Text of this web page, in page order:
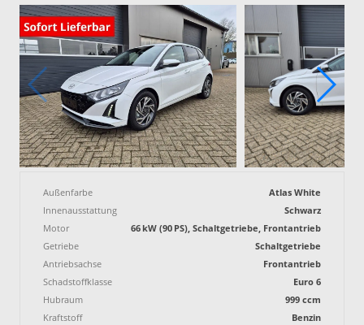
Außenfarbe
Atlas White
Innenausstattung
Schwarz
Motor
66 kW (90 PS), Schaltgetriebe, Frontantrieb
Getriebe
Schaltgetriebe
Antriebsachse
Frontantrieb
Schadstoffklasse
Euro 6
Hubraum
999 ccm
Kraftstoff
Benzin